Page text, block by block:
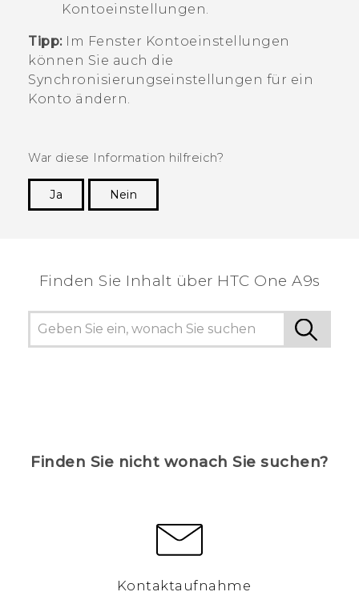
Kontoeinstellungen.
Tipp:Im Fenster Kontoeinstellungen
können Sie auch die
Synchronisierungseinstellungen für ein
Konto ändern.
War diese Information hilfreich?
Ja
Nein
Finden Sie Inhalt über‎ HTC One A9s
Finden Sie nicht wonach Sie suchen?
Kontaktaufnahme